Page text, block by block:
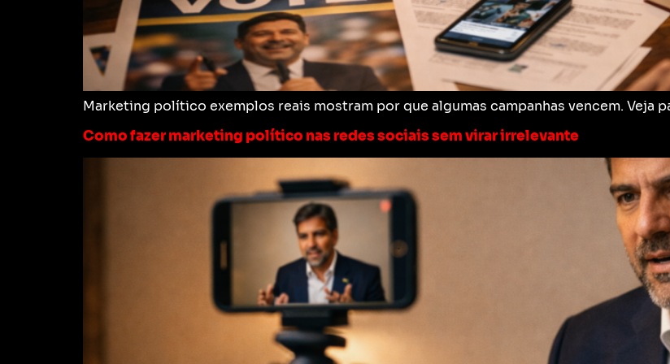
Marketing político exemplos reais mostram por que algumas campanhas vencem. Veja
Como fazer marketing político nas redes sociais sem virar irrelevante